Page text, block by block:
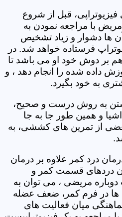
قبل از شروع
با مراجعه نمودن به
ها دشوار و زیاد تشخیص
فرستاده خواهد شد. در
بر دوش خود او می باشد تا
داده شده را انجام دهد ، و
به خود بگیرد.
به روش درست و صحیح،
و همین طور جا به جا
از تمرین های کششی، به
درد کمر علاوه بر درمان
دردهای قسمت کمر و
مریضی ، می توان به
ها در فرم کمر، ضعف عضله
میان فعالیت های